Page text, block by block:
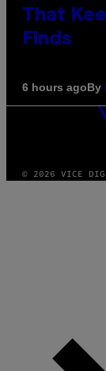
That
Finds
6 hours agoBy
© 2026 VICE